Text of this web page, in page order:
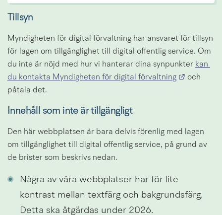
Tillsyn
Myndigheten för digital förvaltning har ansvaret för tillsyn
för lagen om tillgänglighet till digital offentlig service. Om
du inte är nöjd med hur vi hanterar dina synpunkter kan
du kontakta Myndigheten för digital förvaltning
Länk till
och
påtala det.
Innehåll som inte är tillgängligt
Den här webbplatsen är bara delvis förenlig med lagen
om tillgänglighet till digital offentlig service, på grund av
de brister som beskrivs nedan.
Några av våra webbplatser har för lite
kontrast mellan textfärg och bakgrundsfärg.
Detta ska åtgärdas under 2026.